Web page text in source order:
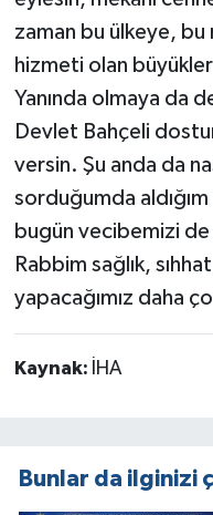
zaman bu ülkeye,
hizmeti olan
Yanında olmaya da
Devlet Bahçeli
versin. Şu anda da
sorduğumda
bugün vecibemizi
Rabbim sağlık,
yapacağımız daha
Kaynak: İHA
Bunlar da ilginizi